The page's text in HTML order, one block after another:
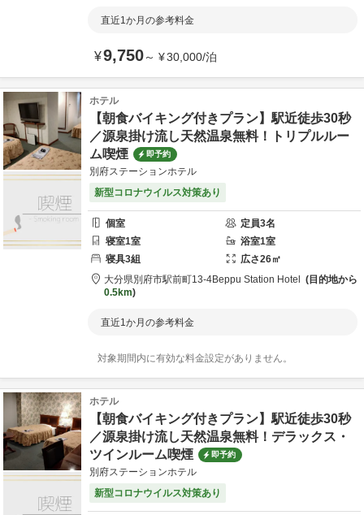
直近1か月の参考料金
¥9,750～ ¥30,000/泊
ホテル
【朝食バイキング付きプラン】駅近徒歩30秒
／源泉掛け流し天然温泉無料！トリプルルー
ム喫煙
即予約
別府ステーションホテル
新型コロナウイルス対策あり
個室 定員3名
寝室1室 浴室1室
寝具3組 広さ26㎡
大分県別府市駅前町13-4Beppu Station Hotel
目的地から
0.5km
直近1か月の参考料金
対象期間内に有効な料金設定がありません。
ホテル
【朝食バイキング付きプラン】駅近徒歩30秒
／源泉掛け流し天然温泉無料！デラックス・
ツインルーム喫煙
即予約
別府ステーションホテル
新型コロナウイルス対策あり